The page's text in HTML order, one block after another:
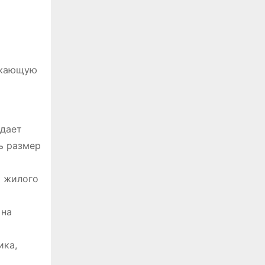
размер
жилого